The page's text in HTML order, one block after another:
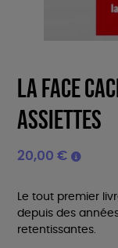
La face
assiettes
20,00 €
Le tout premier
depuis des
retentissantes.